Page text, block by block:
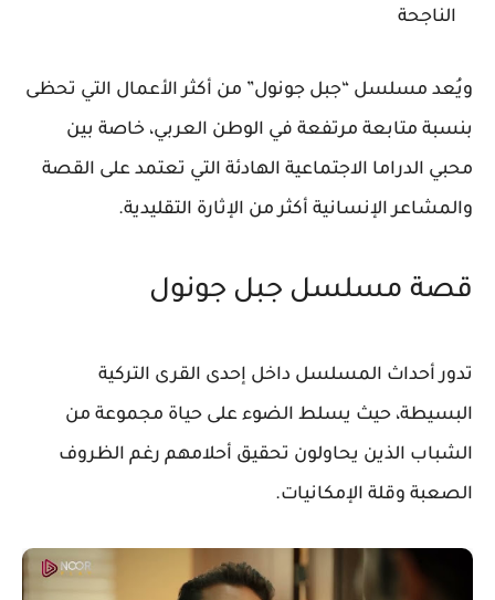
الناجحة
ويُعد مسلسل “جبل جونول” من أكثر الأعمال التي تحظى
بنسبة متابعة مرتفعة في الوطن العربي، خاصة بين
محبي الدراما الاجتماعية الهادئة التي تعتمد على القصة
والمشاعر الإنسانية أكثر من الإثارة التقليدية.
قصة مسلسل جبل جونول
تدور أحداث المسلسل داخل إحدى القرى التركية
البسيطة، حيث يسلط الضوء على حياة مجموعة من
الشباب الذين يحاولون تحقيق أحلامهم رغم الظروف
الصعبة وقلة الإمكانيات.